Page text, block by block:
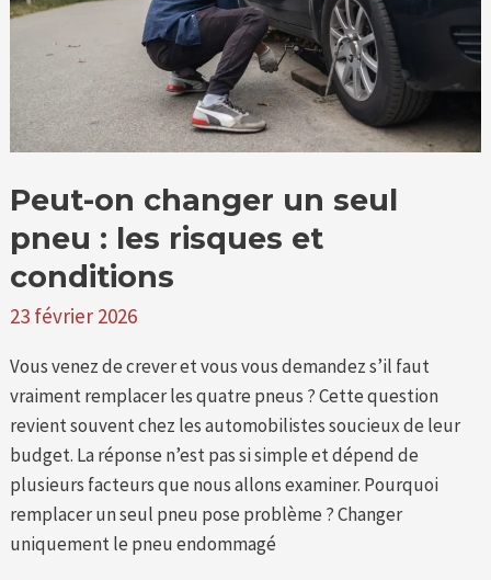
Peut-on changer un seul
pneu : les risques et
conditions
23 février 2026
Vous venez de crever et vous vous demandez s’il faut
vraiment remplacer les quatre pneus ? Cette question
revient souvent chez les automobilistes soucieux de leur
budget. La réponse n’est pas si simple et dépend de
plusieurs facteurs que nous allons examiner. Pourquoi
remplacer un seul pneu pose problème ? Changer
uniquement le pneu endommagé
risques
conditions